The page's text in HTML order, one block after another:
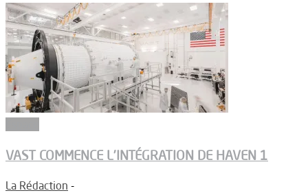
VAST COMMENCE L’INTÉGRATION DE HAVEN 1
La Rédaction -